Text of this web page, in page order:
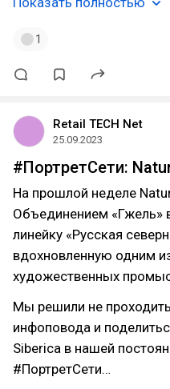
1
Retail TECH Net
25.09.2023
#ПортретСети:
На прошлой неделе
Объединением «Гжель»
линейку «Русская
вдохновленную одним
художественных
Мы решили не
инфоповода и
Siberica в нашей
#ПортретСети…